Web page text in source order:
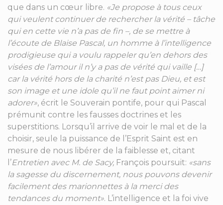
que dans un cœur libre. «Je propose à tous ceux
qui veulent continuer de rechercher la vérité – tâche
qui en cette vie n’a pas de fin –, de se mettre à
l’écoute de Blaise Pascal, un homme à l’intelligence
prodigieuse qui a voulu rappeler qu’en dehors des
visées de l’amour il n’y a pas de vérité qui vaille […]
car la vérité hors de la charité n’est pas Dieu, et est
son image et une idole qu’il ne faut point aimer ni
adorer», écrit le Souverain pontife, pour qui Pascal
prémunit contre les fausses doctrines et les
superstitions. Lorsqu’il arrive de voir le mal et de la
choisir, seule la puissance de l’Esprit Saint est en
mesure de nous libérer de la faiblesse et, citant
l’Entretien avec M. de Sacy, François poursuit: «sans
la sagesse du discernement, nous pouvons devenir
facilement des marionnettes à la merci des
tendances du moment». L’intelligence et la foi vive